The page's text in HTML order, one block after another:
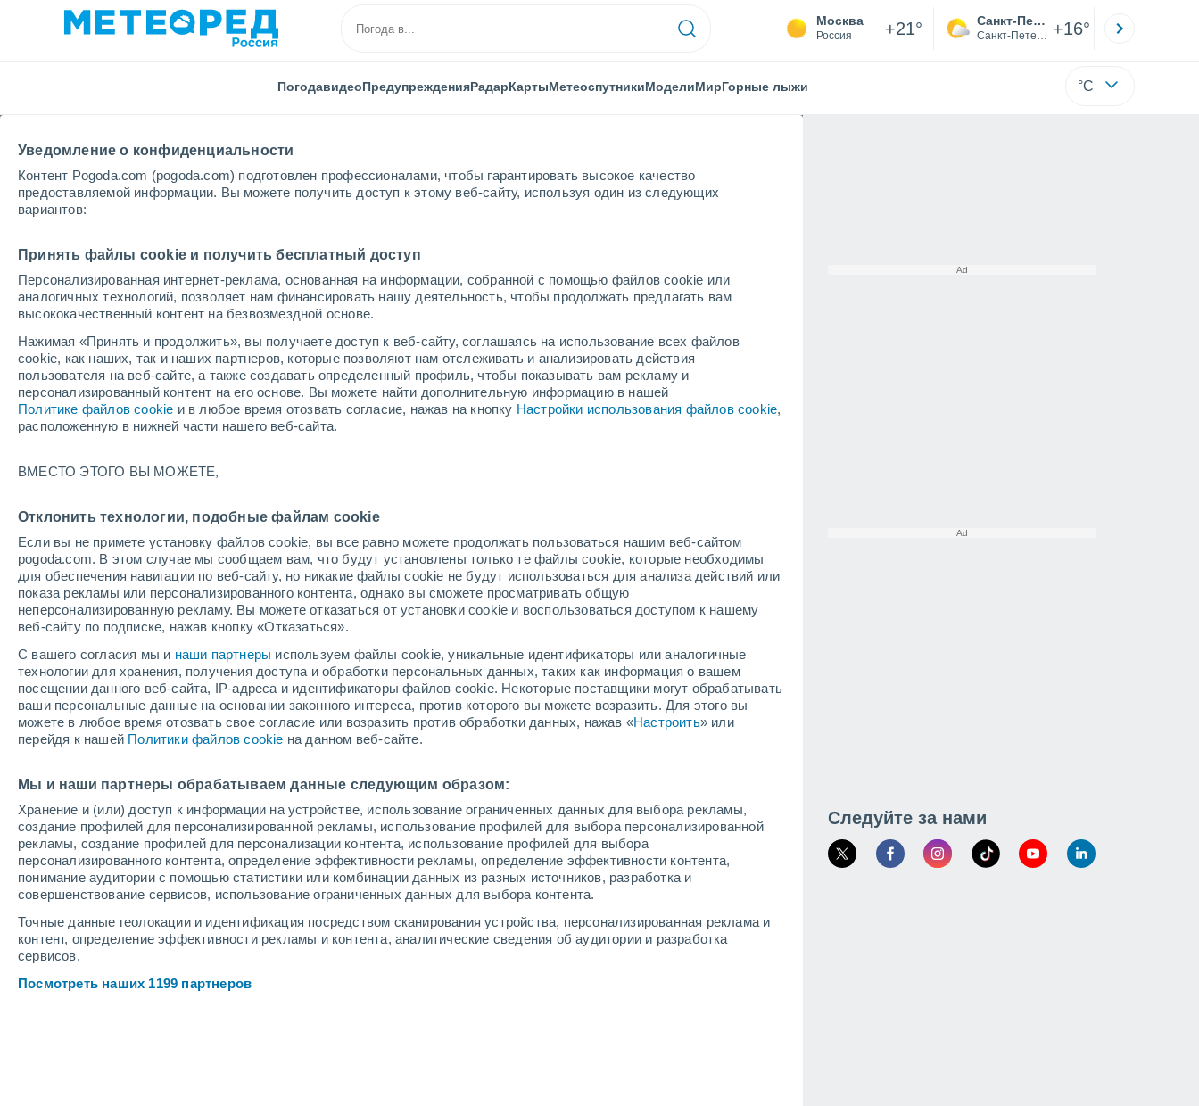
Уведомление о конфиденциальности
Контент Pogoda.com (pogoda.com) подготовлен профессионалами, чтобы гарантировать высокое качество
предоставляемой информации. Вы можете получить доступ к этому веб-сайту, используя один из следующих
вариантов:
Принять файлы cookie и получить бесплатный доступ
Персонализированная интернет-реклама, основанная на информации, собранной с помощью файлов cookie или
аналогичных технологий, позволяет нам финансировать нашу деятельность, чтобы продолжать предлагать вам
высококачественный контент на безвозмездной основе.
Нажимая «Принять и продолжить», вы получаете доступ к веб-сайту, соглашаясь на использование всех файлов
cookie, как наших, так и наших партнеров, которые позволяют нам отслеживать и анализировать действия
пользователя на веб-сайте, а также создавать определенный профиль, чтобы показывать вам рекламу и
персонализированный контент на его основе. Вы можете найти дополнительную информацию в нашей
Политике файлов cookie и в любое время отозвать согласие, нажав на кнопку Настройки использования файлов cookie,
расположенную в нижней части нашего веб-сайта.
ВМЕСТО ЭТОГО ВЫ МОЖЕТЕ,
Отклонить технологии, подобные файлам cookie
Если вы не примете установку файлов cookie, вы все равно можете продолжать пользоваться нашим веб-сайтом
pogoda.com. В этом случае мы сообщаем вам, что будут установлены только те файлы cookie, которые необходимы
для обеспечения навигации по веб-сайту, но никакие файлы cookie не будут использоваться для анализа действий или
показа рекламы или персонализированного контента, однако вы сможете просматривать общую
неперсонализированную рекламу. Вы можете отказаться от установки cookie и воспользоваться доступом к нашему
веб-сайту по подписке, нажав кнопку «Отказаться».
С вашего согласия мы и наши партнеры используем файлы cookie, уникальные идентификаторы или аналогичные
технологии для хранения, получения доступа и обработки персональных данных, таких как информация о вашем
посещении данного веб-сайта, IP-адреса и идентификаторы файлов cookie. Некоторые поставщики могут обрабатывать
ваши персональные данные на основании законного интереса, против которого вы можете возразить. Для этого вы
можете в любое время отозвать свое согласие или возразить против обработки данных, нажав «Настроить» или
перейдя к нашей Политики файлов cookie на данном веб-сайте.
Мы и наши партнеры обрабатываем данные следующим образом:
Хранение и (или) доступ к информации на устройстве, использование ограниченных данных для выбора рекламы,
создание профилей для персонализированной рекламы, использование профилей для выбора персонализированной
рекламы, создание профилей для персонализации контента, использование профилей для выбора
персонализированного контента, определение эффективности рекламы, определение эффективности контента,
понимание аудитории с помощью статистики или комбинации данных из разных источников, разработка и
совершенствование сервисов, использование ограниченных данных для выбора контента.
Точные данные геолокации и идентификация посредством сканирования устройства, персонализированная реклама и
контент, определение эффективности рекламы и контента, аналитические сведения об аудитории и разработка
сервисов.
Посмотреть наших 1199 партнеров
Москва
Россия +21° Санкт-Петербург
Санкт-Петербург +16°
ПогодавидеоПредупрежденияРадарКартыМетеоспутникиМоделиМирГорные лыжи °C
Погода в Тироле
cегодня, 7 августа Весь день символ
+27°
Инсбрук
+25°
вертодром
Шваца
+24°
Арцль-им-
Пицталь
+18°
Фюген
+20°
Фис
+21°
+12°
Ишгль
+27°
+18°
Лиенц
+15°
Матрай
+25°
+18°
+22°
им-
Штубайталь
+23°
Ройтте
+20°
+11°
Зельден
+21°
+12°
Санкт-
Арльберг
Йоганн
+25°
+14°
+21°
+13°
Таннхайм
Leaflet |©OpenStreetMap|ECMWF
Следуйте за нами